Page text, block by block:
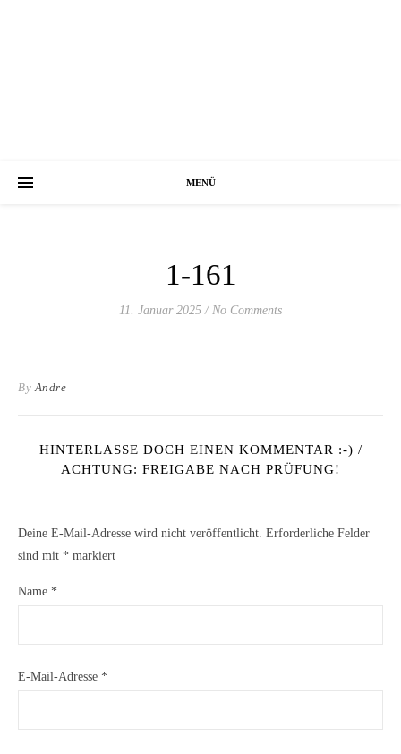
MENÜ
1-161
11. Januar 2025 / No Comments
ByAndre
HINTERLASSE DOCH EINEN KOMMENTAR :-) /
ACHTUNG: FREIGABE NACH PRÜFUNG!
Deine E-Mail-Adresse wird nicht veröffentlicht. Erforderliche Felder
sind mit * markiert
Name *
E-Mail-Adresse *